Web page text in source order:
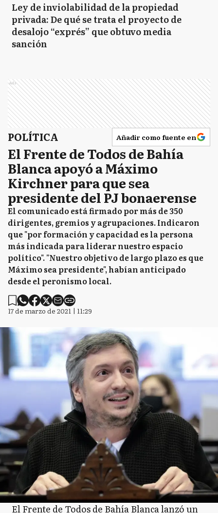
Ley de inviolabilidad de la propiedad
privada: De qué se trata el proyecto de
desalojo “exprés” que obtuvo media
sanción
Ads
POLÍTICA Añadir como fuente en
El Frente de Todos de Bahía
Blanca apoyó a Máximo
Kirchner para que sea
presidente del PJ bonaerense
El comunicado está firmado por más de 350
dirigentes, gremios y agrupaciones. Indicaron
que "por formación y capacidad es la persona
más indicada para liderar nuestro espacio
político". "Nuestro objetivo de largo plazo es que
Máximo sea presidente", habían anticipado
desde el peronismo local.
17 de marzo de 2021 | 11:29
El Frente de Todos de Bahía Blanca lanzó un